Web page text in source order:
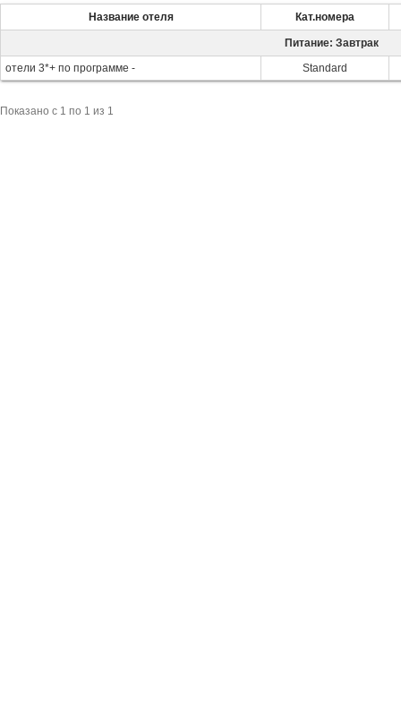
Название отеля Кат.номера
Питание: Завтрак
отели 3*+ по программе -
Standard
Показано c 1 по 1 из 1